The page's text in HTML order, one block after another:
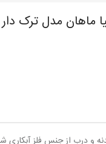
ماهان مدل ترک دار
درب از جنس فلز آبکاری